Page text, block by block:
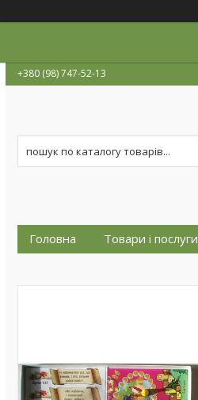
+380 (98) 747-52-13
Головна Товари і послуги